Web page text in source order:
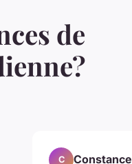
de
C Constance